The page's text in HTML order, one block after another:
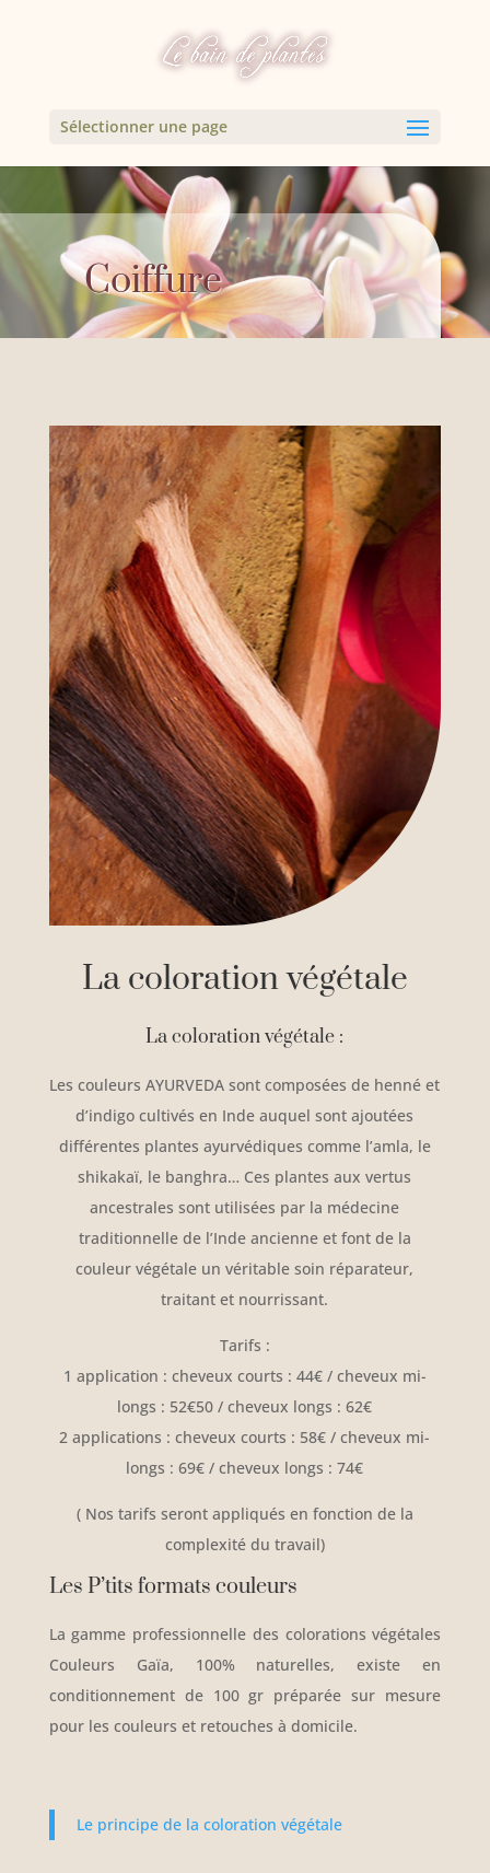
Sélectionner une page
Coiffure
La coloration végétale
La coloration végétale :
Les couleurs AYURVEDA sont composées de henné et
d’indigo cultivés en Inde auquel sont ajoutées
différentes plantes ayurvédiques comme l’amla, le
shikakaï, le banghra… Ces plantes aux vertus
ancestrales sont utilisées par la médecine
traditionnelle de l’Inde ancienne et font de la
couleur végétale un véritable soin réparateur,
traitant et nourrissant.
Tarifs :
1 application : cheveux courts : 44€ / cheveux mi-
longs : 52€50 / cheveux longs : 62€
2 applications : cheveux courts : 58€ / cheveux mi-
longs : 69€ / cheveux longs : 74€
( Nos tarifs seront appliqués en fonction de la
complexité du travail)
Les P’tits formats couleurs
La gamme professionnelle des colorations végétales
Couleurs Gaïa, 100% naturelles, existe en
conditionnement de 100 gr préparée sur mesure
pour les couleurs et retouches à domicile.
Le principe de la coloration végétale